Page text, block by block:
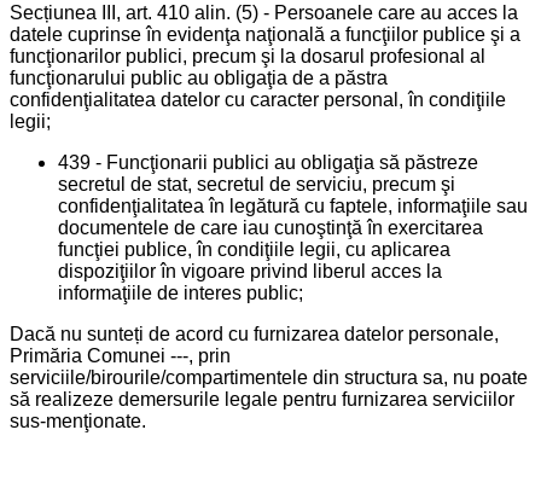
Secțiunea III, art. 410 alin. (5) - Persoanele care au acces la
datele cuprinse în evidenţa naţională a funcţiilor publice şi a
funcţionarilor publici, precum şi la dosarul profesional al
funcţionarului public au obligaţia de a păstra
confidenţialitatea datelor cu caracter personal, în condiţiile
legii;
439 - Funcţionarii publici au obligaţia să păstreze
secretul de stat, secretul de serviciu, precum şi
confidenţialitatea în legătură cu faptele, informaţiile sau
documentele de care iau cunoştinţă în exercitarea
funcţiei publice, în condiţiile legii, cu aplicarea
dispoziţiilor în vigoare privind liberul acces la
informaţiile de interes public;
Dacă nu sunteți de acord cu furnizarea datelor personale,
Primăria Comunei ---, prin
serviciile/birourile/compartimentele din structura sa, nu poate
să realizeze demersurile legale pentru furnizarea serviciilor
sus-menţionate.